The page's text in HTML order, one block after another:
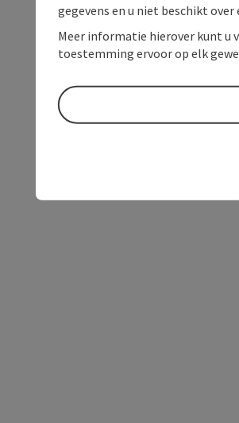
gegevens en u niet beschikt
Meer informatie hierover kunt u
toestemming ervoor op elk